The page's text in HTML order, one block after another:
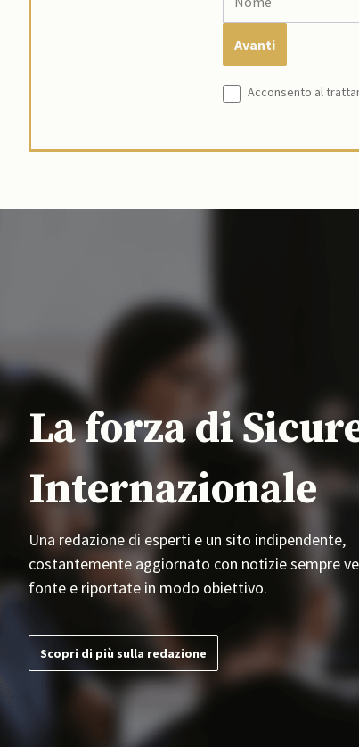
Acconsento al
La forza di
Internazionale
Una redazione di esperti e un sito indipendente,
costantemente aggiornato con notizie sempre
fonte e riportate in modo obiettivo.
Scopri di più sulla redazione